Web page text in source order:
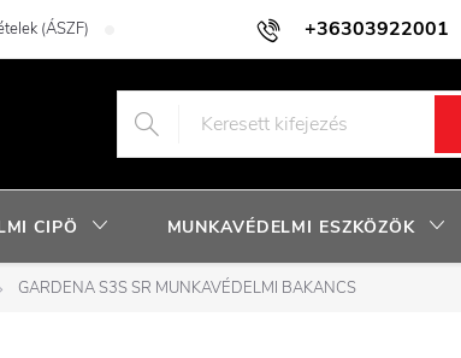
+36303922001
(ÁSZF) Adatkezelési tájékoztató Facebook
CIPÖ MUNKAVÉDELMI ESZKÖZÖK
GARDENA S3S SR MUNKAVÉDELMI BAKANCS